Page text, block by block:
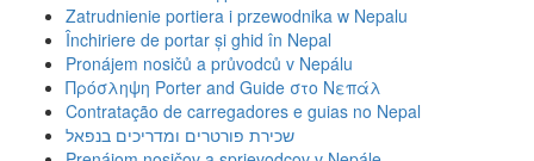
Zatrudnienie portiera i przewodnika w Nepalu
Închiriere de portar și ghid în Nepal
Pronájem nosičů a průvodců v Nepálu
Πρόσληψη Porter and Guide στο Νεπάλ
Contratação de carregadores e guias no Nepal
שכירת פורטרים ומדריכים בנפאל